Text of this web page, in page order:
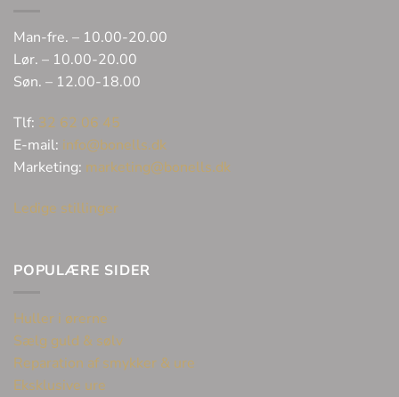
Man-fre. – 10.00-20.00
Lør. – 10.00-20.00
Søn. – 12.00-18.00
Tlf: 32 62 06 45
E-mail: info@bonells.dk
Marketing: marketing@bonells.dk
Ledige stillinger
POPULÆRE SIDER
Huller i ørerne
Sælg guld & sølv
Reparation af smykker & ure
Eksklusive ure